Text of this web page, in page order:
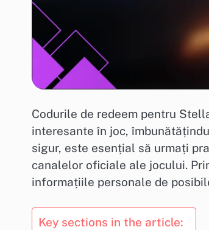
Codurile de redeem pentru
interesante în joc,
sigur, este esențial să urmați
canalelor oficiale ale jocului.
informațiile personale de
Key sections in the article: